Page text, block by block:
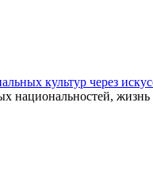
культур через
национальностей, жизнь